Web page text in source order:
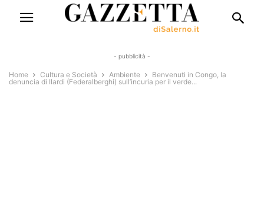
- pubblicità -
Home Cultura e Società Ambiente
Benvenuti in Congo, la
denuncia di Ilardi (Federalberghi) sull’incuria per il verde...